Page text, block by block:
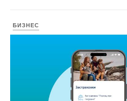
БИЗНЕС